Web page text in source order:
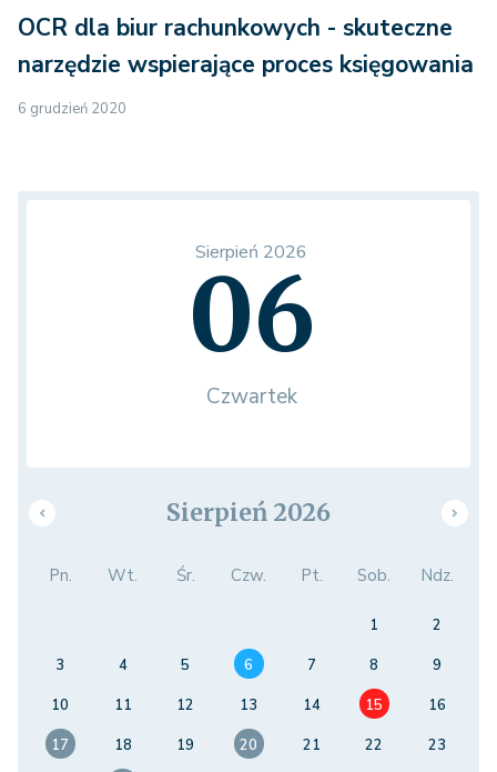
OCR dla biur rachunkowych - skuteczne
narzędzie wspierające proces księgowania
6 grudzień 2020
Sierpień 2026
06
Czwartek
Sierpień 2026
Pn. Wt. Śr. Czw. Pt. Sob. Ndz.
1
2
3
4 5 6 7 8
9
10
11 12 13 14 15
16
17
18 19 20 21 22
23